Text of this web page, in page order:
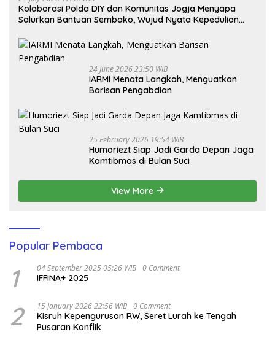
Kolaborasi Polda DIY dan Komunitas Jogja Menyapa
Salurkan Bantuan Sembako, Wujud Nyata Kepedulian
24 June 2026 23:50 WIB
IARMI Menata Langkah, Menguatkan
Barisan Pengabdian
25 February 2026 19:54 WIB
Humoriezt Siap Jadi Garda Depan Jaga
Kamtibmas di Bulan Suci
View More
Popular Pembaca
1 04 September 2025 05:26 WIB 0 Comment
IFFINA+ 2025
2 15 January 2026 22:56 WIB 0 Comment
Kisruh Kepengurusan RW, Seret Lurah ke Tengah
Pusaran Konflik